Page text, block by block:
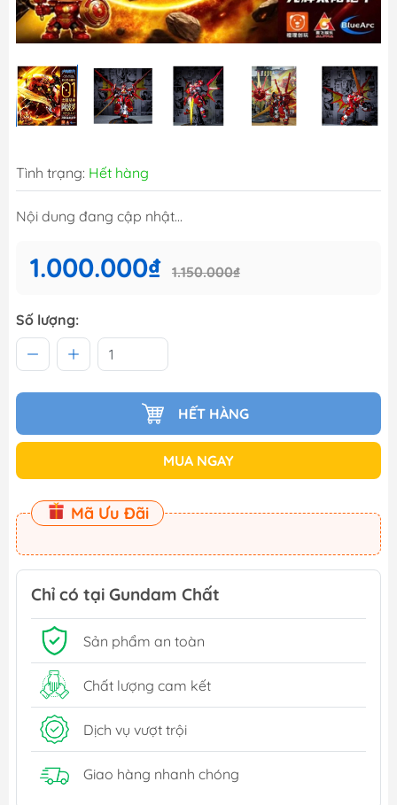
Tình trạng: Hết hàng
Nội dung đang cập nhật...
1.000.000₫ 1.150.000₫
Số lượng:
HẾT HÀNG
MUA NGAY
Mã Ưu Đãi
Chỉ có tại Gundam Chất
Sản phẩm an toàn
Chất lượng cam kết
Dịch vụ vượt trội
Giao hàng nhanh chóng